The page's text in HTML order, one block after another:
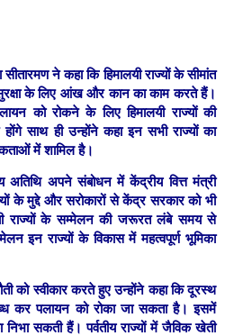
सीतारमण ने कहा कि हिमालयी राज्यों के सीमांत
के लिए आंख और कान का काम करते हैं।
को रोकने के लिए हिमालयी राज्यों की
साथ ही उन्होंने कहा इन सभी राज्यों का
में शामिल है।
अतिथि अपने संबोधन में केंद्रीय वित्त मंत्री
के मुद्दे और सरोकारों से केंद्र सरकार को भी
राज्यों के सम्मेलन की जरूरत लंबे समय से
इन राज्यों के विकास में महत्वपूर्ण भूमिका
को स्वीकार करते हुए उन्होंने कहा कि दूरस्थ
कर पलायन को रोका जा सकता है। इसमें
सकती हैं। पर्वतीय राज्यों में जैविक खेती